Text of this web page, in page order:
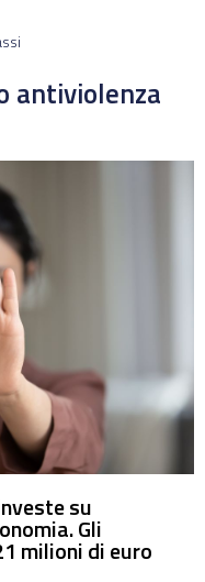
antiviolenza
su
Gli
milioni di euro